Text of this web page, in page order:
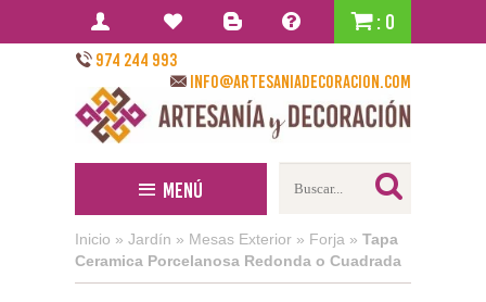
: 0
974 244 993
info@artesaniadecoracion.com
Menú
Inicio » Jardín » Mesas Exterior » Forja » Tapa
Ceramica Porcelanosa Redonda o Cuadrada